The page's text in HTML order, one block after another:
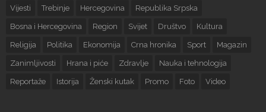
Vijesti Trebinje Hercegovina Republika Srpska
Bosna i Hercegovina Region Svijet Društvo Kultura
Religija Politika Ekonomija Crna hronika Sport Magazin
Zanimljivosti Hrana i piće Zdravlje Nauka i tehnologija
Reportaže Istorija Ženski kutak Promo Foto Video